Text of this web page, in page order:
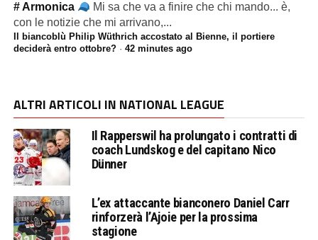
# Armonica
Mi sa che va a finire che chi mando... è,
con le notizie che mi arrivano,...
Il biancoblù Philip Wüthrich accostato al Bienne, il portiere
deciderà entro ottobre?· 42 minutes ago
ALTRI ARTICOLI IN NATIONAL LEAGUE
Il Rapperswil ha prolungato i contratti di
coach Lundskog e del capitano Nico
Dünner
L’ex attaccante bianconero Daniel Carr
rinforzerà l’Ajoie per la prossima
stagione